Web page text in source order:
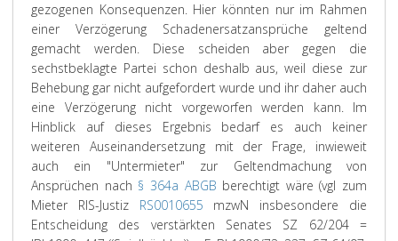
gezogenen Konsequenzen. Hier könnten nur im Rahmen
einer Verzögerung Schadenersatzansprüche geltend
gemacht werden. Diese scheiden aber gegen die
sechstbeklagte Partei schon deshalb aus, weil diese zur
Behebung gar nicht aufgefordert wurde und ihr daher auch
eine Verzögerung nicht vorgeworfen werden kann. Im
Hinblick auf dieses Ergebnis bedarf es auch keiner
weiteren Auseinandersetzung mit der Frage, inwieweit
auch ein "Untermieter" zur Geltendmachung von
Ansprüchen nach § 364a ABGB berechtigt wäre (vgl zum
Mieter RIS-Justiz RS0010655 mzwN insbesondere die
Entscheidung des verstärkten Senates SZ 62/204 =